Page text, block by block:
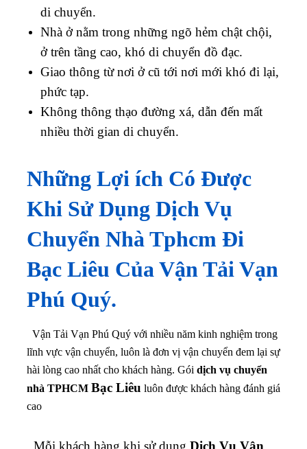
di chuyển.
Nhà ở nằm trong những ngõ hẻm chật chội,
ở trên tầng cao, khó di chuyển đồ đạc.
Giao thông từ nơi ở cũ tới nơi mới khó đi lại,
phức tạp.
Không thông thạo đường xá, dẫn đến mất
nhiều thời gian di chuyển.
Những Lợi ích Có Được
Khi Sử Dụng Dịch Vụ
Chuyển Nhà Tphcm Đi
Bạc Liêu Của Vận Tải Vạn
Phú Quý.
Vận Tải Vạn Phú Quý với nhiều năm kinh nghiệm trong
lĩnh vực vận chuyển, luôn là đơn vị vận chuyển đem lại sự
hài lòng cao nhất cho khách hàng. Gói dịch vụ chuyển
nhà TPHCM Bạc Liêu luôn được khách hàng đánh giá
cao
Mỗi khách hàng khi sử dụng Dịch Vụ Vận